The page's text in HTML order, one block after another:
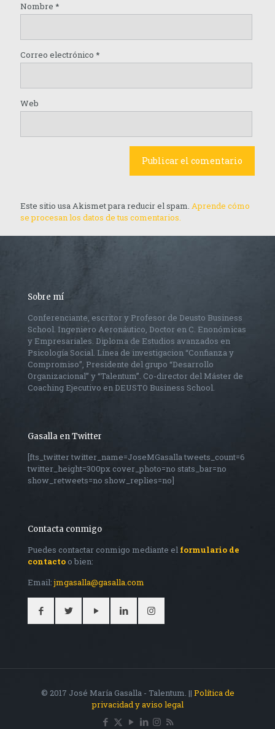
Nombre *
Correo electrónico *
Web
Este sitio usa Akismet para reducir el spam. Aprende cómo
se procesan los datos de tus comentarios.
Sobre mí
Conferenciante, escritor y Profesor de Deusto Business
School. Ingeniero Aeronáutico, Doctor en C. Enonómicas
y Empresariales. Diploma de Estudios avanzados en
Psicología Social. Línea de investigacion “Confianza y
Compromiso”, Presidente del grupo “Desarrollo
Organizacional” y “Talentum”. Co-director del Máster de
Coaching Ejecutivo en DEUSTO Business School.
Gasalla en Twitter
[fts_twitter twitter_name=JoseMGasalla tweets_count=6
twitter_height=300px cover_photo=no stats_bar=no
show_retweets=no show_replies=no]
Contacta conmigo
Puedes contactar conmigo mediante el formulario de
contacto o bien:
Email:jmgasalla@gasalla.com
© 2017 José María Gasalla - Talentum. || Política de
privacidad y aviso legal